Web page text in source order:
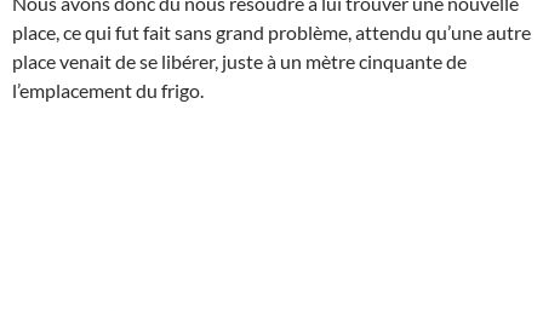
place, ce qui fut fait sans grand problème, attendu qu’une autre
place venait de se libérer, juste à un mètre cinquante de
l’emplacement du frigo.